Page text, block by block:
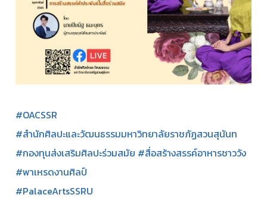
#OACSSR
#สำนักศิลปะและวัฒนธรรมมหาวิทยาลัยราชภัฏสวนสุนันท
#กองทุนส่งเสริมศิลปะร่วมสมัย #สื่อสร้างสรรค์อาหารชาววัง
#พาเหรดงานศิลป์
#PalaceArtsSSRU